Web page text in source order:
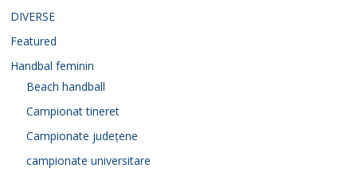
DIVERSE
Featured
Handbal feminin
Beach handball
Campionat tineret
Campionate județene
campionate universitare